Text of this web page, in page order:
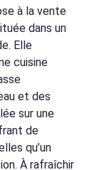
à la vente
dans un
Elle
cuisine
et des
sur une
de
qu’un
À rafraîchir